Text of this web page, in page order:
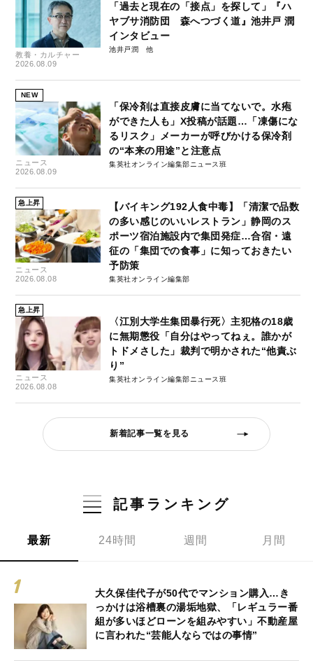
教養・カルチャー
2026.08.09
「過去と現在の「接点」を探して」『ハ
ヤブサ消防団 森へつづく道』池井戸 潤
インタビュー
池井戸潤
NEW
ニュース
2026.08.09
「保冷剤は直接皮膚に当てないで。水疱
ができた人も」X投稿が話題…「凍傷にな
るリスク」メーカーが呼びかける保冷剤
の“本来の用途”と注意点
集英社オンライン編集部ニュース班
急上昇
ニュース
2026.08.08
【バイキング192人食中毒】「清潔で品数
の多い感じのいいレストラン」静岡のス
ポーツ宿泊施設内で集団発症…合宿・遠
征の「集団での食事」に知っておきたい
予防策
集英社オンライン編集部
急上昇
ニュース
2026.08.08
〈江別大学生集団暴行死〉主犯格の18歳
に無期懲役「自分はやってねぇ。誰かが
トドメさした」裁判で明かされた“他責ぶ
り”
集英社オンライン編集部ニュース班
新着記事一覧を見る
記事ランキング
最新 24時間 週間 月間
大久保佳代子が50代でマンション購入…き
っかけは浴槽裏の湯垢地獄、「レギュラー番
組が多いほどローンを組みやすい」不動産屋
に言われた“芸能人ならではの事情”